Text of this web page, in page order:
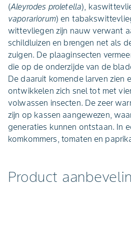
(Aleyrodes proletella),
vaporariorum) en
wittevliegen zijn nauw verwant
schildluizen en brengen net als
zuigen. De plaaginsecten
die op de onderzijde van de
De daaruit komende larven zien
ontwikkelen zich snel tot met
volwassen insecten. De zeer
zijn op kassen aangewezen,
generaties kunnen ontstaan. In
komkommers, tomaten en
Product